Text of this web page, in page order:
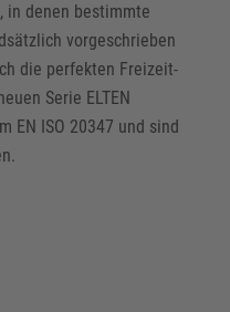
in denen bestimmte
vorgeschrieben
die perfekten Freizeit-
Serie ELTEN
EN ISO 20347 und sind